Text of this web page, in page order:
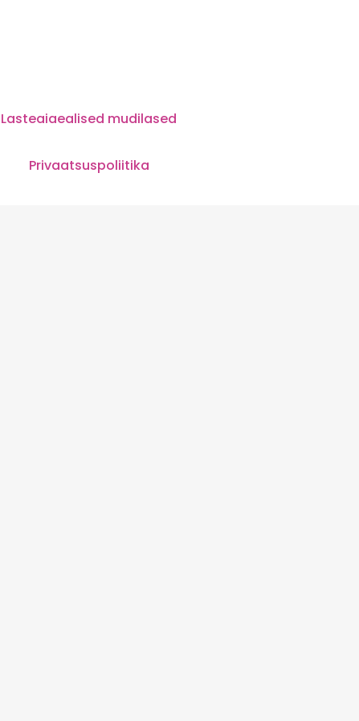
Lasteaiaealised mudilased
Privaatsuspoliitika